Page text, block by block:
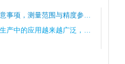
事项，测量范围与精度参数
产中的应用越来越广泛，而
围、精度参数、稳定性、